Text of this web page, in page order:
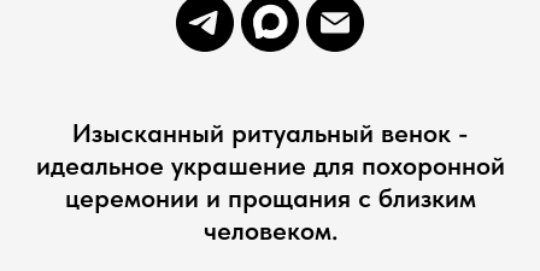
Изысканный ритуальный венок -
идеальное украшение для похоронной
церемонии и прощания с близким
человеком.